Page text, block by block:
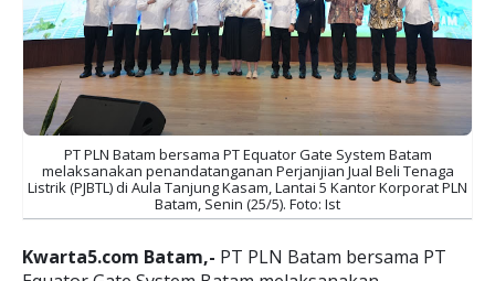
PT PLN Batam bersama PT Equator Gate System Batam
melaksanakan penandatanganan Perjanjian Jual Beli Tenaga
Listrik (PJBTL) di Aula Tanjung Kasam, Lantai 5 Kantor Korporat PLN
Batam, Senin (25/5). Foto: Ist
Kwarta5.com Batam,- PT PLN Batam bersama PT